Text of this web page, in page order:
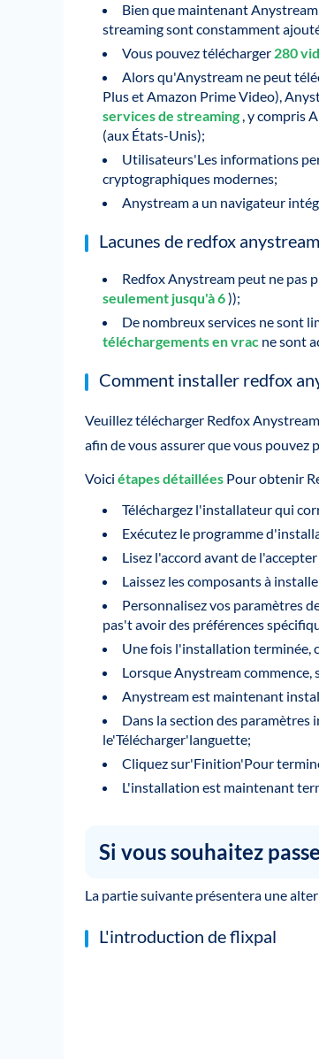
Bien que maintenant
streaming sont constamment
Vous pouvez télécharger 280
Alors qu'Anystream ne peut
Plus et Amazon Prime Video),
services de streaming , y compris
(aux États-Unis);
Utilisateurs'Les informations
cryptographiques modernes;
Anystream a un navigateur
Lacunes de redfox anystream
Redfox Anystream peut ne pas
seulement jusqu'à 6));
De nombreux services ne sont
téléchargements en vrac ne sont
Comment installer redfox
Veuillez télécharger Redfox
afin de vous assurer que vous
Voici étapes détaillées Pour obtenir
Téléchargez l'installateur qui
Exécutez le programme
Lisez l'accord avant de
Laissez les composants à
Personnalisez vos paramètres
pas't avoir des préférences
Une fois l'installation terminée,
Lorsque Anystream
Anystream est maintenant
Dans la section des paramètres
le'Télécharger'languette;
Cliquez sur'Finition'Pour
L'installation est maintenant
Si vous souhaitez
La partie suivante présentera une
L'introduction de flixpal